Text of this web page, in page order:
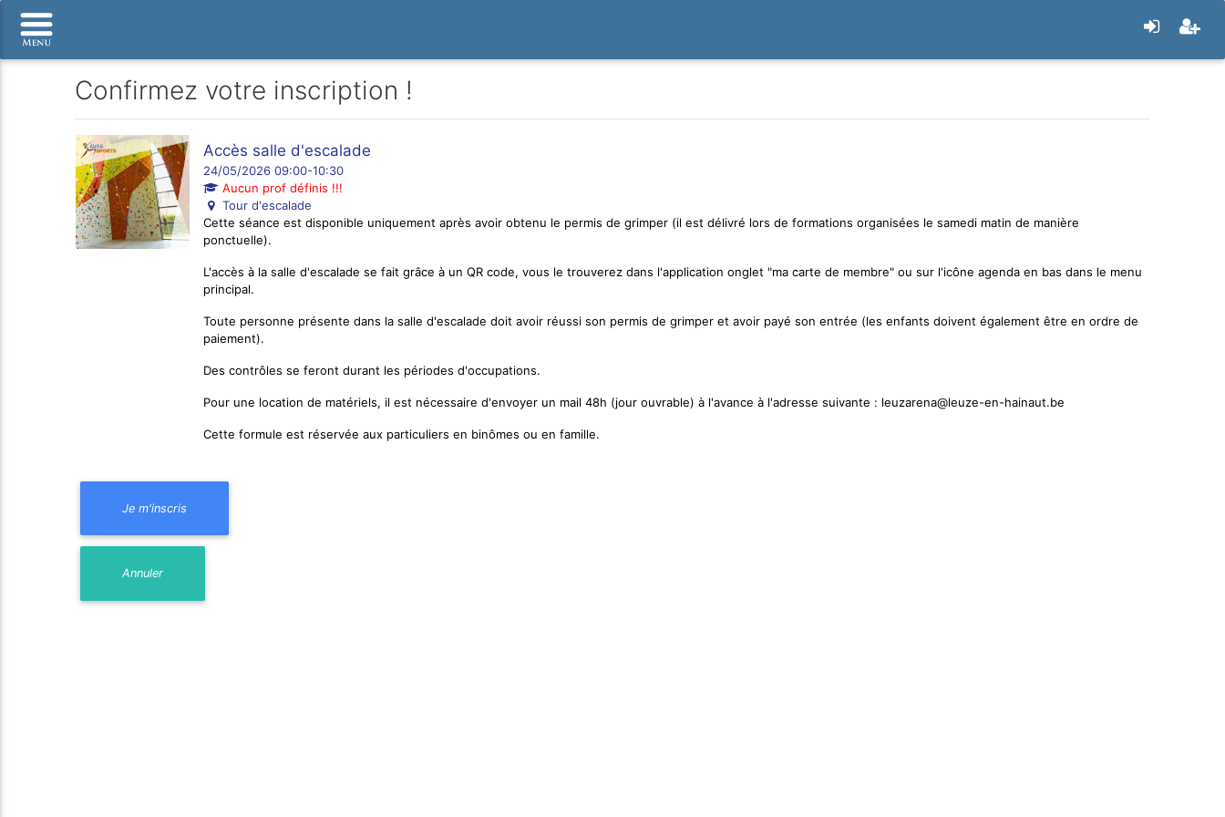
Confirmez votre inscription !
Accès salle d'escalade
24/05/2026 09:00-10:30
Aucun prof définis !!!
Tour d'escalade
Cette séance est disponible uniquement après avoir obtenu le permis de grimper (il est délivré lors de formations organisées le samedi matin de manière
ponctuelle).
L'accès à la salle d'escalade se fait grâce à un QR code, vous le trouverez dans l'application onglet "ma carte de membre" ou sur l'icône agenda en bas dans le menu
principal.
Toute personne présente dans la salle d'escalade doit avoir réussi son permis de grimper et avoir payé son entrée (les enfants doivent également être en ordre de
paiement).
Des contrôles se feront durant les périodes d'occupations.
Pour une location de matériels, il est nécessaire d'envoyer un mail 48h (jour ouvrable) à l'avance à l'adresse suivante : leuzarena@leuze-en-hainaut.be
Cette formule est réservée aux particuliers en binômes ou en famille.